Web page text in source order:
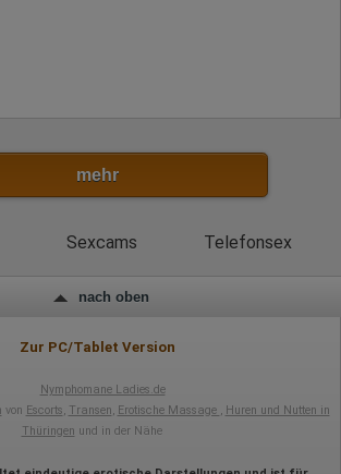
mehr
Sexcams Telefonsex
nach oben
Zur PC/Tablet Version
Nymphomane Ladies.de
von Escorts, Transen, Erotische Massage , Huren und Nutten in
Thüringen und in der Nähe